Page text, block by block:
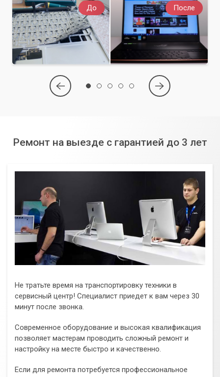
До После
Ремонт на выезде с гарантией до 3 лет
Не тратьте время на транспортировку техники в
сервисный центр! Специалист приедет к вам через 30
минут после звонка.
Современное оборудование и высокая квалификация
позволяет мастерам проводить сложный ремонт и
настройку на месте быстро и качественно.
Если для ремонта потребуется профессиональное